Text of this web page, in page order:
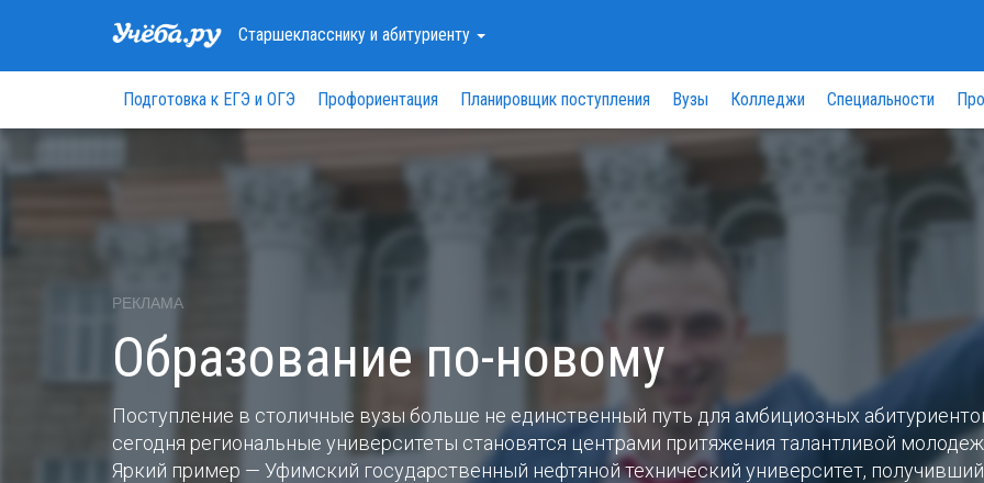
Старшеклассникуи абитуриенту
Подготовка к ЕГЭ и ОГЭ Профориентация Планировщик поступления Вузы Колледжи Специальности
РЕКЛАМА
Образование по-новому
Поступление в столичные вузы больше не единственный путь для амбициозных
сегодня региональные университеты становятся центрами притяжения талантливой
Яркий пример — Уфимский государственный нефтяной технический университет, получивший